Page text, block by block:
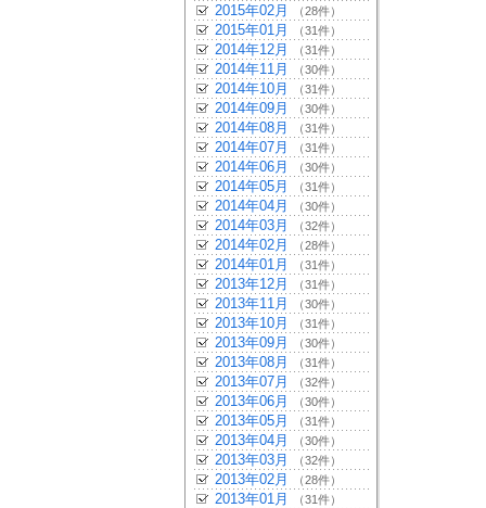
2015年02月 （28件）
2015年01月 （31件）
2014年12月 （31件）
2014年11月 （30件）
2014年10月 （31件）
2014年09月 （30件）
2014年08月 （31件）
2014年07月 （31件）
2014年06月 （30件）
2014年05月 （31件）
2014年04月 （30件）
2014年03月 （32件）
2014年02月 （28件）
2014年01月 （31件）
2013年12月 （31件）
2013年11月 （30件）
2013年10月 （31件）
2013年09月 （30件）
2013年08月 （31件）
2013年07月 （32件）
2013年06月 （30件）
2013年05月 （31件）
2013年04月 （30件）
2013年03月 （32件）
2013年02月 （28件）
2013年01月 （31件）